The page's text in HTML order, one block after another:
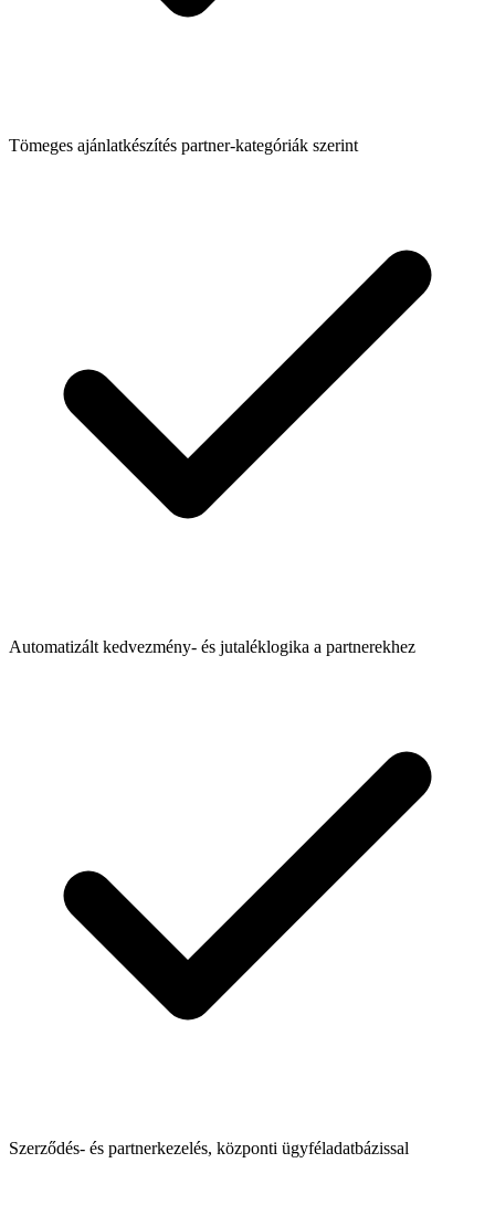
Tömeges ajánlatkészítés partner-kategóriák szerint
Automatizált kedvezmény- és jutaléklogika a partnerekhez
Szerződés- és partnerkezelés, központi ügyféladatbázissal